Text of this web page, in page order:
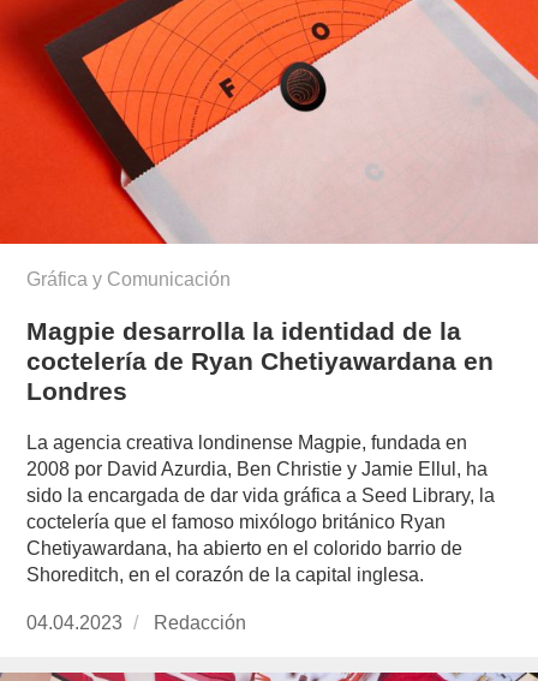
Gráfica y Comunicación
Magpie desarrolla la identidad de la
coctelería de Ryan Chetiyawardana en
Londres
La agencia creativa londinense Magpie, fundada en
2008 por David Azurdia, Ben Christie y Jamie Ellul, ha
sido la encargada de dar vida gráfica a Seed Library, la
coctelería que el famoso mixólogo británico Ryan
Chetiyawardana, ha abierto en el colorido barrio de
Shoreditch, en el corazón de la capital inglesa.
Publicado
04.04.2023 https://www.experimenta.es/author/redaccion/
Redacción